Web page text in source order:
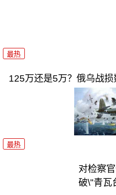
最热
125万还是5万？俄乌战
最热
对检察
破\"青瓦